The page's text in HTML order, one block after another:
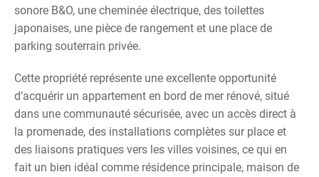
sonore B&O, une cheminée électrique, des toilettes
japonaises, une pièce de rangement et une place de
parking souterrain privée.
Cette propriété représente une excellente opportunité
d’acquérir un appartement en bord de mer rénové, situé
dans une communauté sécurisée, avec un accès direct à
la promenade, des installations complètes sur place et
des liaisons pratiques vers les villes voisines, ce qui en
fait un bien idéal comme résidence principale, maison de